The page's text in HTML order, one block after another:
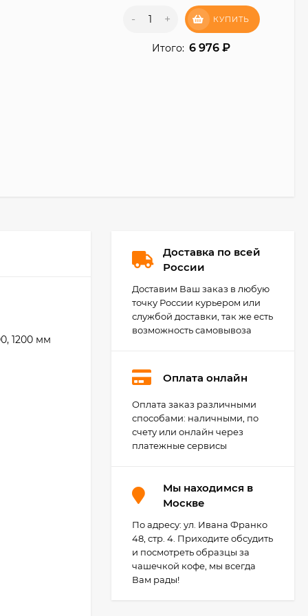
- + КУПИТЬ
Итого: 6 976 ₽
1200 мм
Доставка по всей
России
Доставим Ваш заказ в любую
точку России курьером или
службой доставки, так же есть
возможность самовывоза
Оплата онлайн
Оплата заказ различными
способами: наличными, по
счету или онлайн через
платежные сервисы
Мы находимся в
Москве
По адресу: ул. Ивана Франко
48, стр. 4. Приходите обсудить
и посмотреть образцы за
чашечкой кофе, мы всегда
Вам рады!
Agoform Separado -
универсальный
лоток для столовых
приборов, Германия
2 284 ₽
1 149 ₽
Agoform TopSoft -
коврики для
выдвижных ящиков,
Германия
148
142 ₽